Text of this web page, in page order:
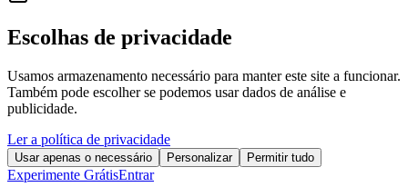
Escolhas de privacidade
Usamos armazenamento necessário para manter este site a funcionar.
Também pode escolher se podemos usar dados de análise e
publicidade.
Ler a política de privacidade
Usar apenas o necessário Personalizar Permitir tudo
Experimente GrátisEntrar